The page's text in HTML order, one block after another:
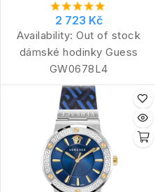
2 723 Kč
Availability: Out of stock
dámské hodinky Guess
GW0678L4